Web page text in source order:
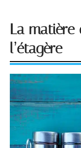
La
l’étagère